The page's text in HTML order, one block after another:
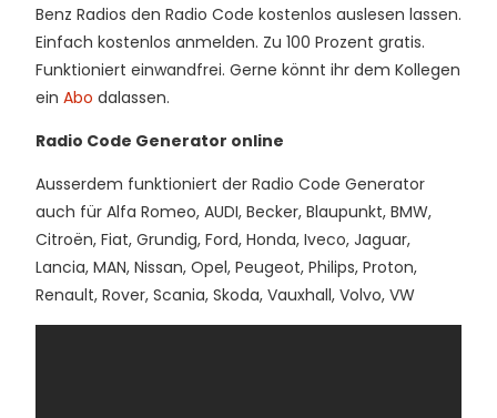
Benz Radios den Radio Code kostenlos auslesen lassen.
Einfach kostenlos anmelden. Zu 100 Prozent gratis.
Funktioniert einwandfrei. Gerne könnt ihr dem Kollegen
ein Abo dalassen.
Radio Code Generator online
Ausserdem funktioniert der Radio Code Generator
auch für Alfa Romeo, AUDI, Becker, Blaupunkt, BMW,
Citroën, Fiat, Grundig, Ford, Honda, Iveco, Jaguar,
Lancia, MAN, Nissan, Opel, Peugeot, Philips, Proton,
Renault, Rover, Scania, Skoda, Vauxhall, Volvo, VW